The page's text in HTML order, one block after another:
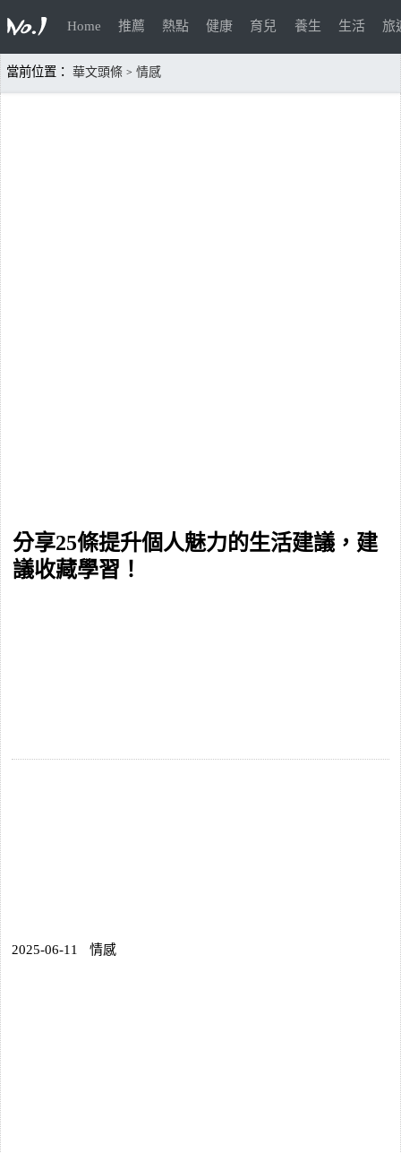
Home 推薦 熱點 健康 育兒 養生 生活 旅
當前位置： 華文頭條 > 情感
分享25條提升個人魅力的生活建議，建
議收藏學習！
2025-06-11 情感